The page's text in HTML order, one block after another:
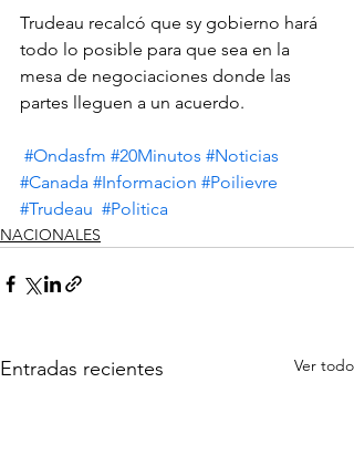
Trudeau recalcó que sy gobierno hará
todo lo posible para que sea en la
mesa de negociaciones donde las
partes lleguen a un acuerdo.
#Ondasfm #20Minutos #Noticias
#Canada #Informacion #Poilievre
#Trudeau #Politica
NACIONALES
Entradas recientes Ver todo